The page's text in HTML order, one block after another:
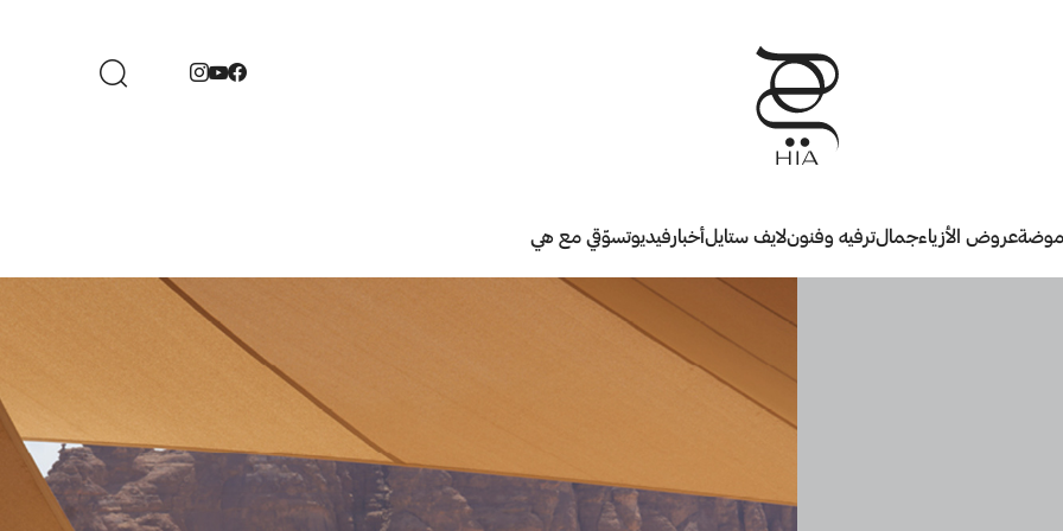
موضةعروض الأزياءجمالترفيه وفنونلايف ستايلأخبارفيديوتسوّقي مع هي